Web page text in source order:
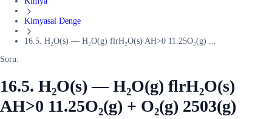
Kimyasal Denge
16.5. H₂O(s) — H₂O(g) flrH₂O(s) AH>0 11.25O₂(g) ...
Soru:
16.5. H₂O(s) — H₂O(g) flrH₂O(s)
AH>0 11.25O₂(g) + O₂(g) 2503(g)